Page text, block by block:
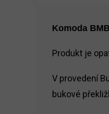
Komoda
Produkt je
V provedení
bukové